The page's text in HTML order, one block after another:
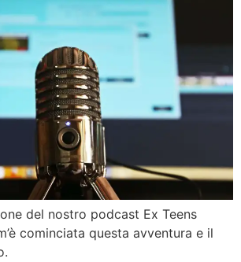
del nostro podcast Ex Teens
cominciata questa avventura e il